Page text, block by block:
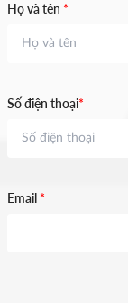
Họ và tên *
Số điện thoại*
Email *